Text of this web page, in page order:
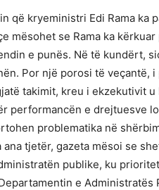
që kryeministri Edi Rama ka
mësohet se Rama ka
e punës. Në të kundërt,
Por një porosi të veçantë,
takimit, kreu i ekzekutivit
performancën e drejtuesve
problematika në
tjetër, gazeta mësoi se
publike, ku
e Administratës